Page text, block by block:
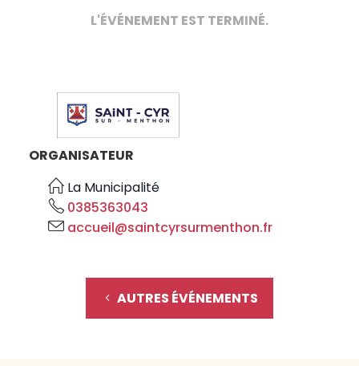
L'ÉVÉNEMENT EST TERMINÉ.
ORGANISATEUR
La Municipalité
0385363043
accueil@saintcyrsurmenthon.fr
AUTRES ÉVÉNEMENTS